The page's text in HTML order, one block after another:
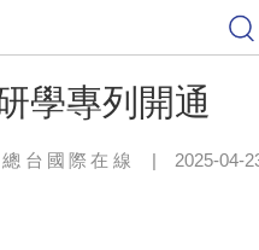
學專列開通
台國際在線 | 2025-04-